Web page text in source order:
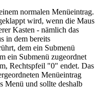
normalen Menüeintrag.
wird, wenn die Maus
Kasten - nämlich das
in dem bereits
dem ein Submenü
ein Submenü zugeordnet
Rechtspfeil "0" endet. Das
Menüeintrag
Menü und sollte deshalb